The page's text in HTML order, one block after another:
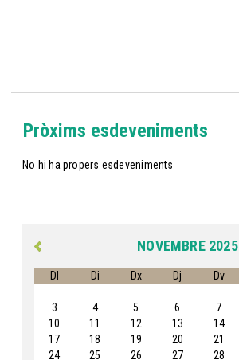
Pròxims esdeveniments
No hi ha propers esdeveniments
NOVEMBRE 2025
Dl Di Dx Dj Dv
3
4 5 6 7
10
11 12 13 14
17
18 19 20 21
24
25 26 27 28